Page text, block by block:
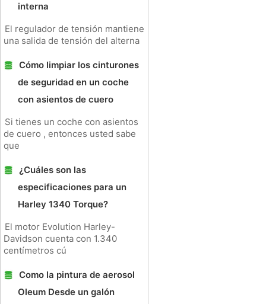
interna
El regulador de tensión mantiene
una salida de tensión del alterna
Cómo limpiar los cinturones
de seguridad en un coche
con asientos de cuero
Si tienes un coche con asientos
de cuero , entonces usted sabe
que
¿Cuáles son las
especificaciones para un
Harley 1340 Torque?
El motor Evolution Harley-
Davidson cuenta con 1.340
centímetros cú
Como la pintura de aerosol
Oleum Desde un galón